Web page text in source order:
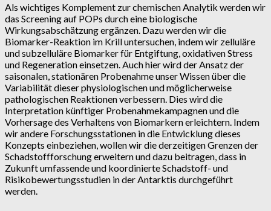
Als wichtiges Komplement zur chemischen Analytik werden wir
das Screening auf POPs durch eine biologische
Wirkungsabschätzung ergänzen. Dazu werden wir die
Biomarker-Reaktion im Krill untersuchen, indem wir zelluläre
und subzelluläre Biomarker für Entgiftung, oxidativen Stress
und Regeneration einsetzen. Auch hier wird der Ansatz der
saisonalen, stationären Probenahme unser Wissen über die
Variabilität dieser physiologischen und möglicherweise
pathologischen Reaktionen verbessern. Dies wird die
Interpretation künftiger Probenahmekampagnen und die
Vorhersage des Verhaltens von Biomarkern erleichtern. Indem
wir andere Forschungsstationen in die Entwicklung dieses
Konzepts einbeziehen, wollen wir die derzeitigen Grenzen der
Schadstoffforschung erweitern und dazu beitragen, dass in
Zukunft umfassende und koordinierte Schadstoff- und
Risikobewertungsstudien in der Antarktis durchgeführt
werden.